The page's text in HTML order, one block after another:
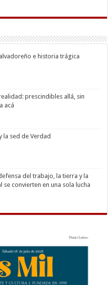
e historia trágica
prescindibles allá, sin
acá
la sed de Verdad
del trabajo, la tierra y la
se convierten en una sola lucha